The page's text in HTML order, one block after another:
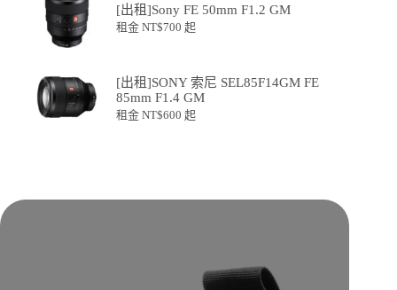
[出租]Sony FE 50mm F1.2 GM
租金 NT$700 起
[出租]SONY 索尼 SEL85F14GM FE
85mm F1.4 GM
租金 NT$600 起